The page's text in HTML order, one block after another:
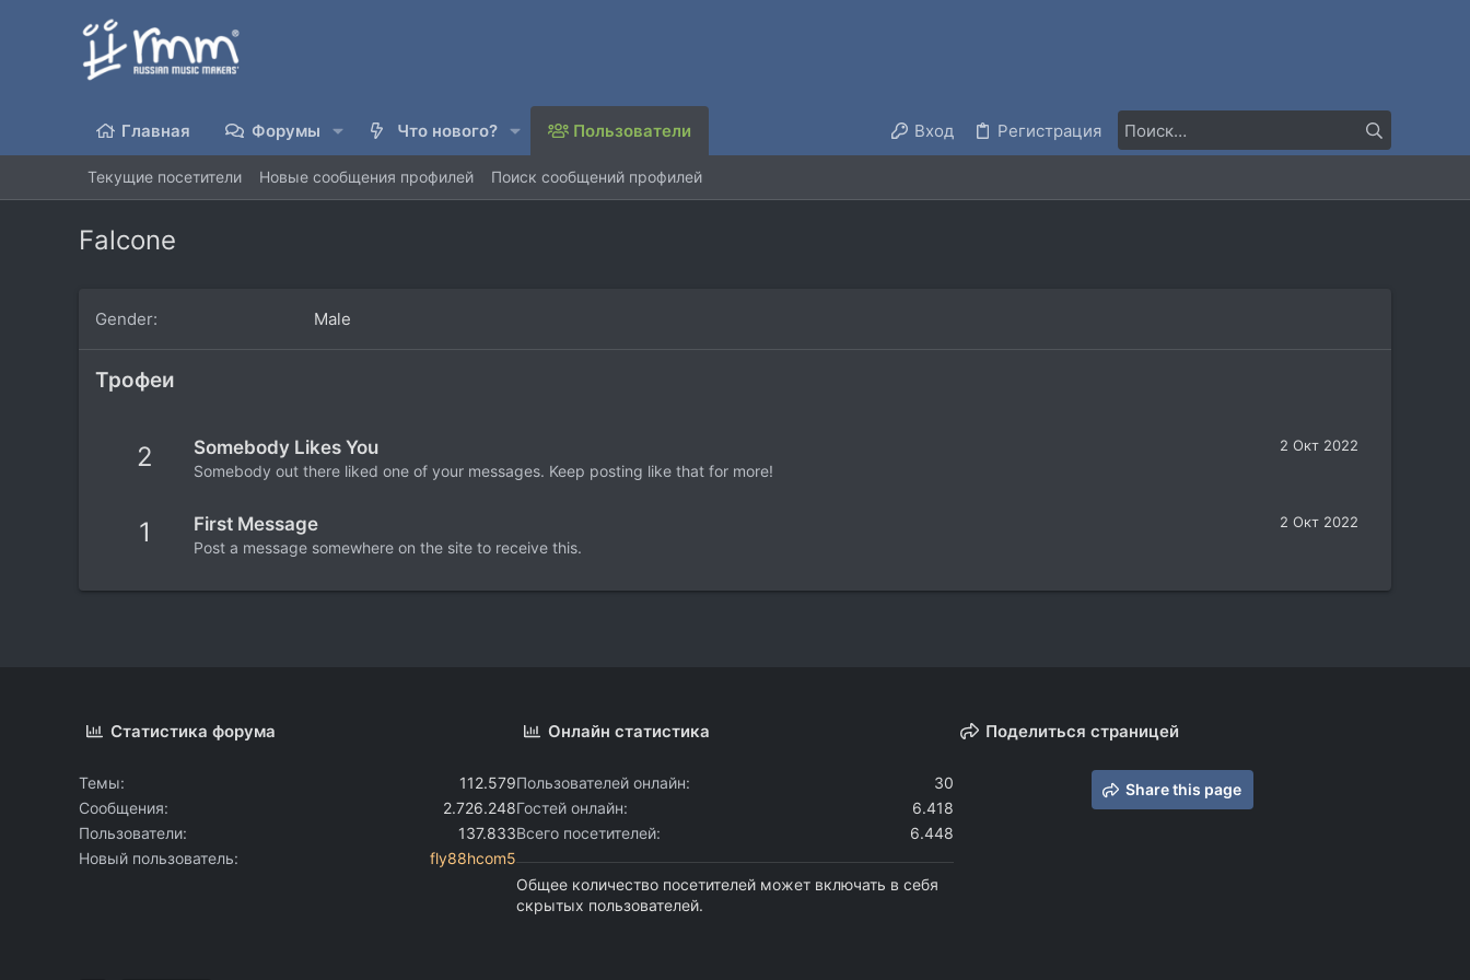
Главная Форумы Что нового? Пользователи Вход Регистрация
Текущие посетители Новые сообщения профилей Поиск сообщений профилей
Falcone
Gender Male
Трофеи
2 2 Окт 2022
Somebody Likes You
Somebody out there liked one of your messages. Keep posting like that for more!
1 2 Окт 2022
First Message
Post a message somewhere on the site to receive this.
Статистика форума
Темы
112.579
Сообщения
2.726.248
Пользователи
137.833
Новый пользователь
fly88hcom5
Онлайн статистика
Пользователей онлайн
30
Гостей онлайн
6.418
Всего посетителей
6.448
Общее количество посетителей может включать в себя
скрытых пользователей.
Поделиться страницей
Share this page